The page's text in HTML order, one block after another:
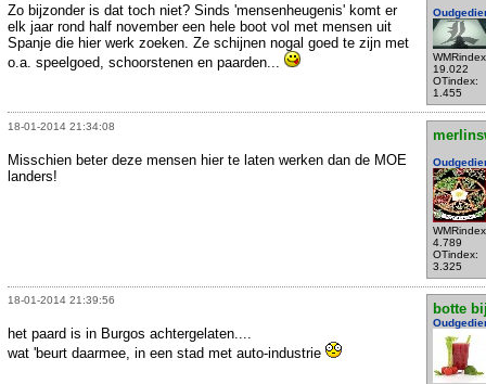
19.022
OTindex:
1.455
Zo bijzonder is dat toch niet? Sinds 'mensenheugenis' komt er
elk jaar rond half november een hele boot vol met mensen uit
Spanje die hier werk zoeken. Ze schijnen nogal goed te zijn met
o.a. speelgoed, schoorstenen en paarden...
18-01-2014 21:34:08
4.789
OTindex:
3.325
Misschien beter deze mensen hier te laten werken dan de MOE
landers!
18-01-2014 21:39:56
botte
het paard is in Burgos achtergelaten....
wat 'beurt daarmee, in een stad met auto-industrie